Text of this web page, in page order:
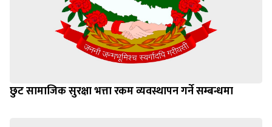
छुट सामाजिक सुरक्षा भत्ता रकम व्यवस्थापन गर्ने सम्बन्धमा